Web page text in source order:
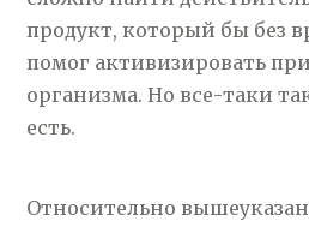
продукт, который бы без
помог активизировать
организма. Но все-таки
есть.
Относительно